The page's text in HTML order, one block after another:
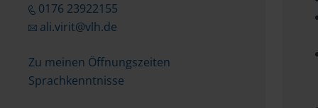
0176 23922155
ali.virit@vlh.de
Zu meinen Öffnungszeiten
Sprachkenntnisse